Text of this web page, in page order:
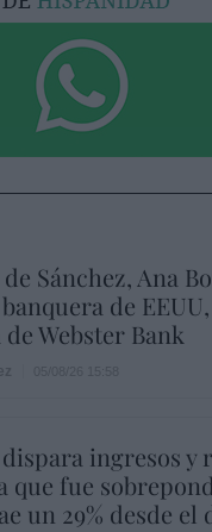
Sánchez, Ana
de
Webster Bank
dispara ingresos
que fue
un 29% desde el